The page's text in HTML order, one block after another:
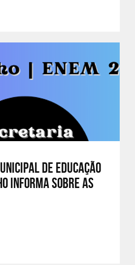
de Educação
informa sobre as